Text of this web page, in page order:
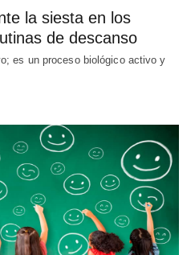
la siesta en los
de descanso
es un proceso biológico activo y